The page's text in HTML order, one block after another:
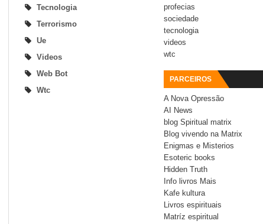
Tecnologia
Terrorismo
Ue
Videos
Web Bot
Wtc
profecias
sociedade
tecnologia
videos
wtc
PARCEIROS
A Nova Opressão
AI News
blog Spiritual matrix
Blog vivendo na Matrix
Enigmas e Misterios
Esoteric books
Hidden Truth
Info livros Mais
Kafe kultura
Livros espirituais
Matríz espiritual